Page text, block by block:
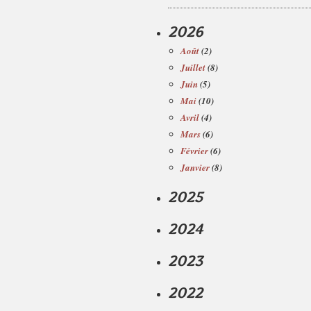
2026
Août(2)
Juillet(8)
Juin(5)
Mai(10)
Avril(4)
Mars(6)
Février(6)
Janvier(8)
2025
2024
2023
2022